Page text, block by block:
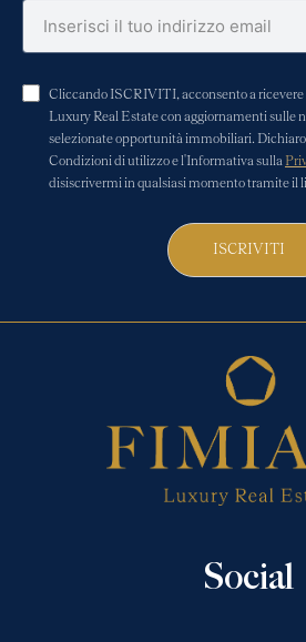
Cliccando ISCRIVITI, acconsento a
Luxury Real Estate con aggiornamenti sulle
selezionate opportunità immobiliari. Dichiaro
Condizioni di utilizzo e l'Informativa sulla
disiscrivermi in qualsiasi momento tramite il
ISCRIVITI
Social